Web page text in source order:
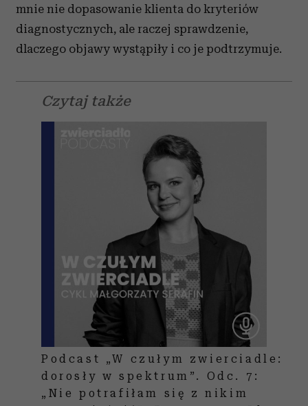
mnie nie dopasowanie klienta do kryteriów
diagnostycznych, ale raczej sprawdzenie,
dlaczego objawy wystąpiły i co je podtrzymuje.
Czytaj także
Podcast „W czułym zwierciadle:
dorosły w spektrum”. Odc. 7:
„Nie potrafiłam się z nikim